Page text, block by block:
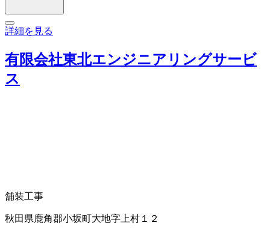
詳細を見る
有限会社東北エンジニアリングサービ
ス
舗装工事
秋田県鹿角郡小坂町大地字上村１２